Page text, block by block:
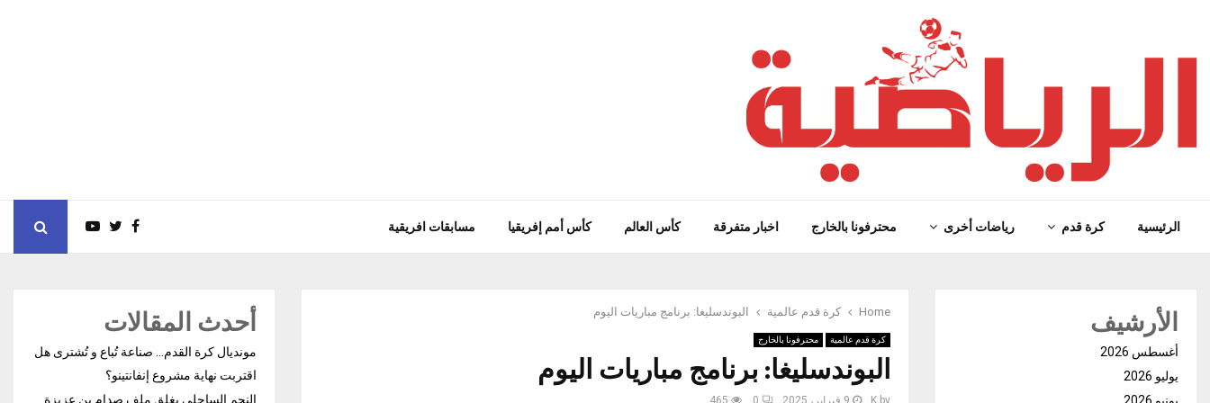
الرئيسية كرة قدم رياضات أخرى محترفونا بالخارج اخبار متفرقة كأس العالم كأس أمم إفريقيا مسابقات افريقية
Home كرة قدم عالمية البوندسليغا: برنامج مباريات اليوم
كرة قدم عالمية محترفونا بالخارج
البوندسليغا: برنامج مباريات اليوم
by
K 9 فبراير، 2025 0
465
الأرشيف
أغسطس 2026
يوليو 2026
يونيو 2026
أحدث المقالات
مونديال كرة القدم… صناعة تُباع و تُشترى هل
اقتربت نهاية مشروع إنفانتينو؟
النجم الساحلي يغلق ملف صدام بن عزيزة